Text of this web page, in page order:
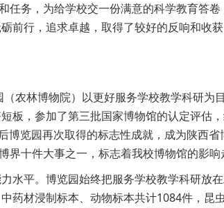
任务，为给学校交一份满意的科学教育答
行，追求卓越，取得了较好的反响和收
农林博物院）以更好服务学校教学科研为
板，参加了第三批国家博物馆的认定评估
览园再次取得的标志性成就，成为陕西
十件大事之一，标志着我校博物馆的影响
水平。博览园始终把服务学校教学科研放
材浸制标本、动物标本共计1084件，昆